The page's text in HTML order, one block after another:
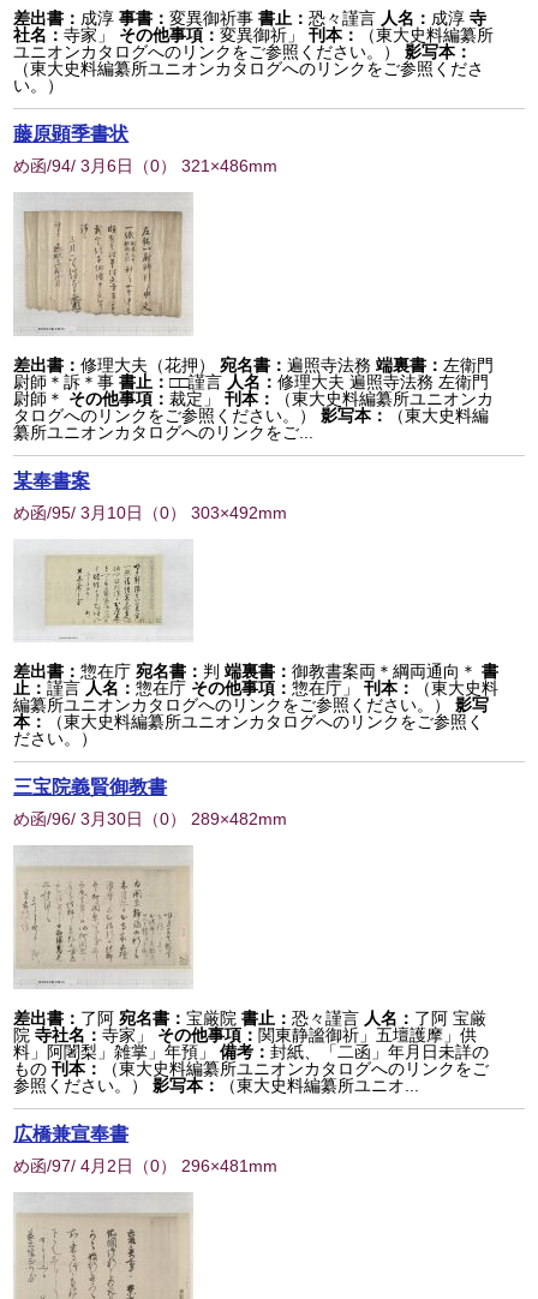
差出書： 成淳 事書：変異御祈事 書止：恐々謹言 人名： 成淳 寺
社名：寺家」 その他事項：変異御祈」 刊本：
（東大史料編纂所
ユニオンカタログへのリンクをご参照ください。）
影写本：
（東大史料編纂所ユニオンカタログへのリンクをご参照くださ
い。）
藤原顕季書状
め函/94/ 3月6日 （0） 321×486mm
差出書：修理大夫（花押） 宛名書：遍照寺法務 端裏書： 左衛門
尉師＊訴＊事 書止：□□謹言 人名：修理大夫 遍照寺法務 左衛門
尉師＊ その他事項：裁定」 刊本：
（東大史料編纂所ユニオンカ
タログへのリンクをご参照ください。）
影写本：
（東大史料編
纂所ユニオンカタログへのリンクをご...
某奉書案
め函/95/ 3月10日 （0） 303×492mm
差出書：惣在庁 宛名書： 判 端裏書：御教書案両＊綱両通向＊ 書
止：謹言 人名：惣在庁 その他事項：惣在庁」 刊本：
（東大史料
編纂所ユニオンカタログへのリンクをご参照ください。）
影写
本：
（東大史料編纂所ユニオンカタログへのリンクをご参照く
ださい。）
三宝院義賢御教書
め函/96/ 3月30日 （0） 289×482mm
差出書： 了阿 宛名書：宝厳院 書止：恐々謹言 人名： 了阿 宝厳
院 寺社名：寺家」 その他事項： 関東静謐御祈」五壇護摩」供
料」阿闍梨」雑掌」年預」
備考：封紙、「二函」年月日未詳の
もの 刊本：
（東大史料編纂所ユニオンカタログへのリンクをご
参照ください。）
影写本： （東大史料編纂所ユニオ...
広橋兼宣奉書
め函/97/ 4月2日 （0） 296×481mm